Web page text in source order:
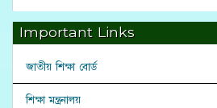
Important Links
জাতীয় শিক্ষা বোর্ড
শিক্ষা মন্ত্রনালয়